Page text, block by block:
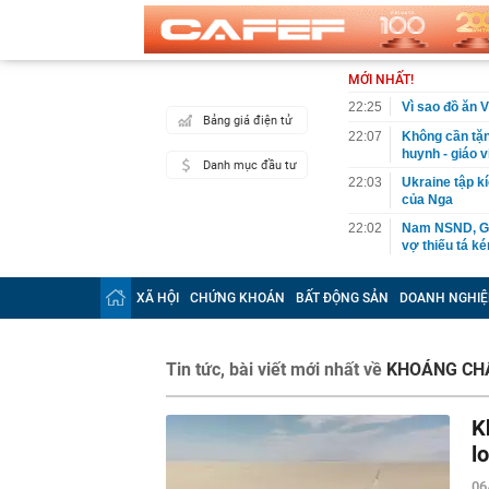
Bảng giá điện tử
Danh mục đầu tư
MỚI NHẤT!
22:25
Vì sao đồ ăn
22:07
Không cần
huynh - giáo
22:03
Ukraine tập
của Nga
22:02
Nam NSND,
vợ thiếu tá
21:51
Một ô tô biển
định: Riêng
21:37
Tổng thống
nghiện rất
21:20
Miền Bắc
21:16
4 món ăn
38 lần táo:
21:14
Cậu bé hồi
XÃ HỘI CHỨNG KHOÁN BẤT ĐỘNG SẢN DOANH
Tin tức, bài viết mới nhất về KHOÁNG